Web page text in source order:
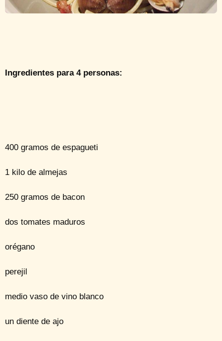
Ingredientes para 4 personas:
400 gramos de espagueti
1 kilo de almejas
250 gramos de bacon
dos tomates maduros
orégano
perejil
medio vaso de vino blanco
un diente de ajo